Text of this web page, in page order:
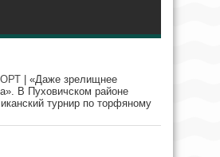
«Даже зрелищнее
В Пуховичском районе
турнир по торфяному